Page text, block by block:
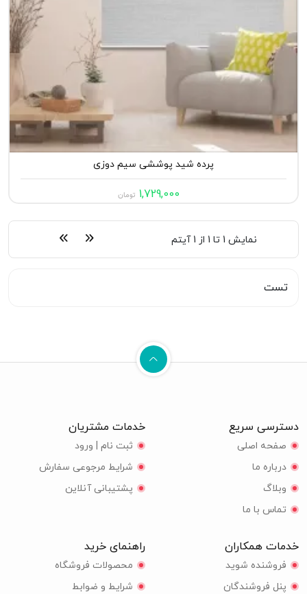
پرده شید پوششی سیم دوزی
1,729,000 تومان
نمایش 1 تا 1 از 1 آیتم
تست
دسترسی سریع
صفحه اصلی
درباره ما
وبلاگ
تماس با ما
خدمات مشتریان
ثبت نام | ورود
شرایط مرجوعی سفارش
پشتیبانی آنلاین
خدمات همکاران
فروشنده شوید
پنل فروشندگان
راهنمای خرید
محصولات فروشگاه
شرایط و ضوابط